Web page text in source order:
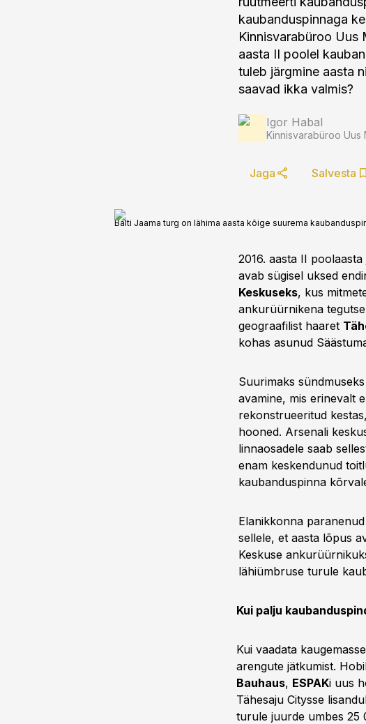
kaubanduspinnaga
Kinnisvarabüroo Uus
aasta II poolel
tuleb järgmine aasta
saavad ikka valmis?
Igor Habal
Kinnisvarabüroo Uus
Jaga Salvesta
Balti Jaama turg on lähima aasta kõige suurema
2016. aasta II
avab sügisel uksed
Keskuseks, kus
ankurüürnikena
geograafilist haaret
kohas asunud
Suurimaks
avamine, mis erinevalt
rekonstrueeritud
hooned. Arsenali
linnaosadele saab
enam keskendunud
kaubanduspinna
Elanikkonna
sellele, et aasta lõpus
Keskuse
lähiümbruse turule
Kui palju
Kui vaadata
arengute jätkumist.
Bauhaus, ESPAKi uus
Tähesaju Citysse
turule juurde umbes 25